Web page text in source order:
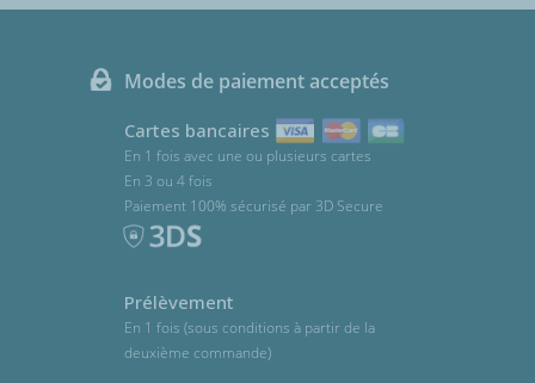
Modes de paiement acceptés
Cartes bancaires
En 1 fois avec une ou plusieurs cartes
En 3 ou 4 fois
Paiement 100% sécurisé par 3D Secure
Prélèvement
En 1 fois (sous conditions à partir de la
deuxième commande)